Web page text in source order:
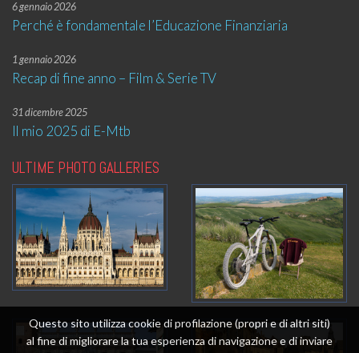
6 gennaio 2026
Perché è fondamentale l’Educazione Finanziaria
1 gennaio 2026
Recap di fine anno – Film & Serie TV
31 dicembre 2025
Il mio 2025 di E-Mtb
ULTIME PHOTO GALLERIES
Questo sito utilizza cookie di profilazione (propri e di altri siti)
al fine di migliorare la tua esperienza di navigazione e di inviare